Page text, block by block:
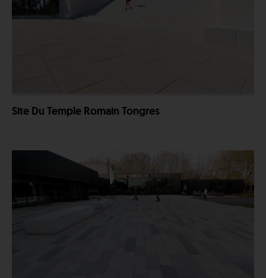
Site Du Temple Romain Tongres